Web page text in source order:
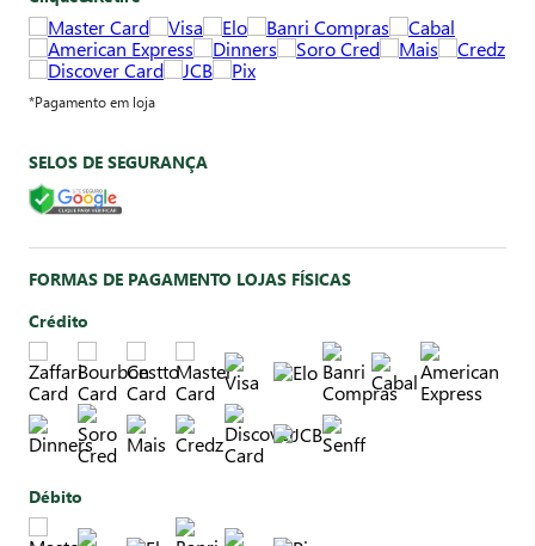
*Pagamento em loja
SELOS DE SEGURANÇA
FORMAS DE PAGAMENTO LOJAS FÍSICAS
Crédito
Débito